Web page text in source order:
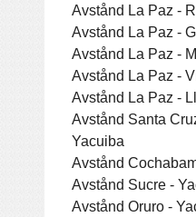
Avstånd La Paz -
Avstånd La Paz -
Avstånd La Paz -
Avstånd La Paz -
Avstånd La Paz -
Avstånd Santa
Yacuiba
Avstånd
Avstånd Sucre -
Avstånd Oruro -